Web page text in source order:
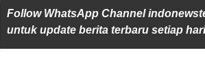
Follow WhatsApp Channel
untuk update berita terbaru setiap hari